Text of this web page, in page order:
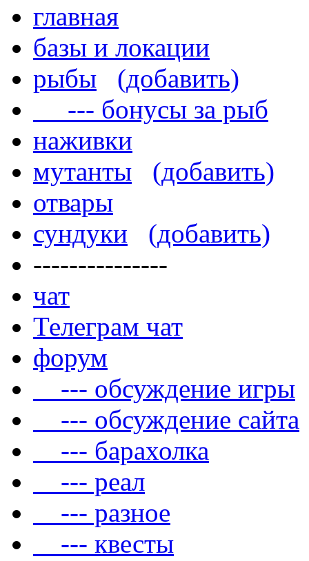
главная
базы и локации
рыбы
(добавить)
--- бонусы за рыб
наживки
мутанты
(добавить)
отвары
сундуки
(добавить)
---------------
чат
Телеграм чат
форум
--- обсуждение игры
--- обсуждение сайта
--- барахолка
--- реал
--- разное
--- квесты